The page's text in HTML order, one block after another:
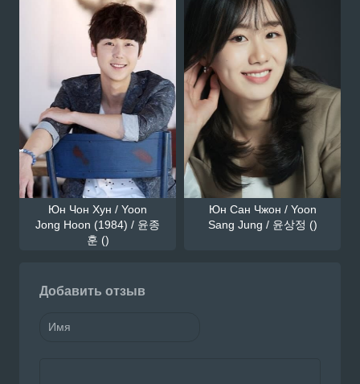
Юн Чон Хун / Yoon
Jong Hoon (1984) / 윤종
훈 ()
Юн Сан Чжон / Yoon
Sang Jung / 윤상정 ()
Добавить отзыв